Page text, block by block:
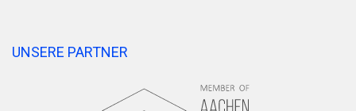
UNSERE PARTNER